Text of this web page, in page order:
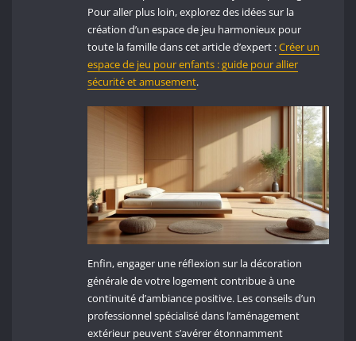
Pour aller plus loin, explorez des idées sur la
création d’un espace de jeu harmonieux pour
toute la famille dans cet article d’expert :Créer un
espace de jeu pour enfants : guide pour allier
sécurité et amusement.
Enfin, engager une réflexion sur la décoration
générale de votre logement contribue à une
continuité d’ambiance positive. Les conseils d’un
professionnel spécialisé dans l’aménagement
extérieur peuvent s’avérer étonnamment